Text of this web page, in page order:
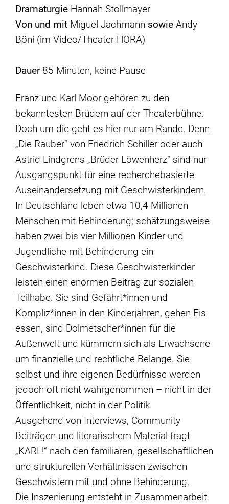
Dramaturgie Hannah Stollmayer
Von und mit Miguel Jachmann sowie Andy
Böni (im Video/Theater HORA)
Dauer85 Minuten, keine Pause
Franz und Karl Moor gehören zu den
bekanntesten Brüdern auf der Theaterbühne.
Doch um die geht es hier nur am Rande. Denn
„Die Räuber“ von Friedrich Schiller oder auch
Astrid Lindgrens „Brüder Löwenherz“ sind nur
Ausgangspunkt für eine recherchebasierte
Auseinandersetzung mit Geschwisterkindern.
In Deutschland leben etwa 10,4 Millionen
Menschen mit Behinderung; schätzungsweise
haben zwei bis vier Millionen Kinder und
Jugendliche mit Behinderung ein
Geschwisterkind. Diese Geschwisterkinder
leisten einen enormen Beitrag zur sozialen
Teilhabe. Sie sind Gefährt*innen und
Kompliz*innen in den Kinderjahren, gehen Eis
essen, sind Dolmetscher*innen für die
Außenwelt und kümmern sich als Erwachsene
um finanzielle und rechtliche Belange. Sie
selbst und ihre eigenen Bedürfnisse werden
jedoch oft nicht wahrgenommen – nicht in der
Öffentlichkeit, nicht in der Politik.
Ausgehend von Interviews, Community-
Beiträgen und literarischem Material fragt
„KARL!“ nach den familiären, gesellschaftlichen
und strukturellen Verhältnissen zwischen
Geschwistern mit und ohne Behinderung.
Die Inszenierung entsteht in Zusammenarbeit